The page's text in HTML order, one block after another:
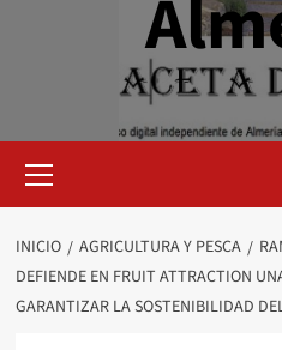
primario
INICIO AGRICULTURA Y PESCA
DEFIENDE EN FRUIT ATTRACTION
GARANTIZAR LA SOSTENIBILIDAD